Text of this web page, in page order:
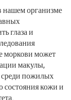
нашем организме
глаза и
моркови может
макулы,
среди пожилых
состояния кожи и